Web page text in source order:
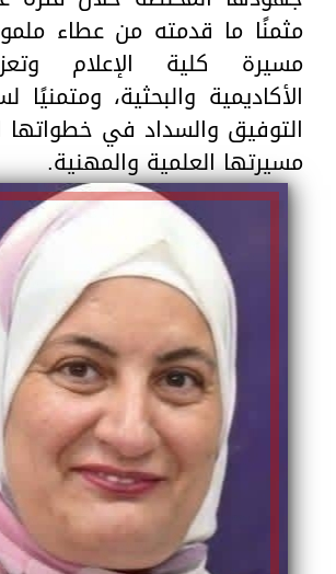
مثمنًا ما قدمته من عطاء
مسيرة كلية الإعلام
الأكاديمية والبحثية، ومتمنيًا
التوفيق والسداد في
مسيرتها العلمية والمهنية.